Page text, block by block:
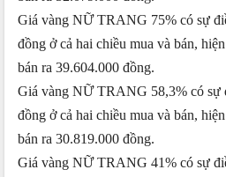
Giá vàng NỮ TRANG 75% có sự
đồng ở cả hai chiều mua và bán,
bán ra 39.604.000 đồng.
Giá vàng NỮ TRANG 58,3% có sự
đồng ở cả hai chiều mua và bán,
bán ra 30.819.000 đồng.
Giá vàng NỮ TRANG 41% có sự